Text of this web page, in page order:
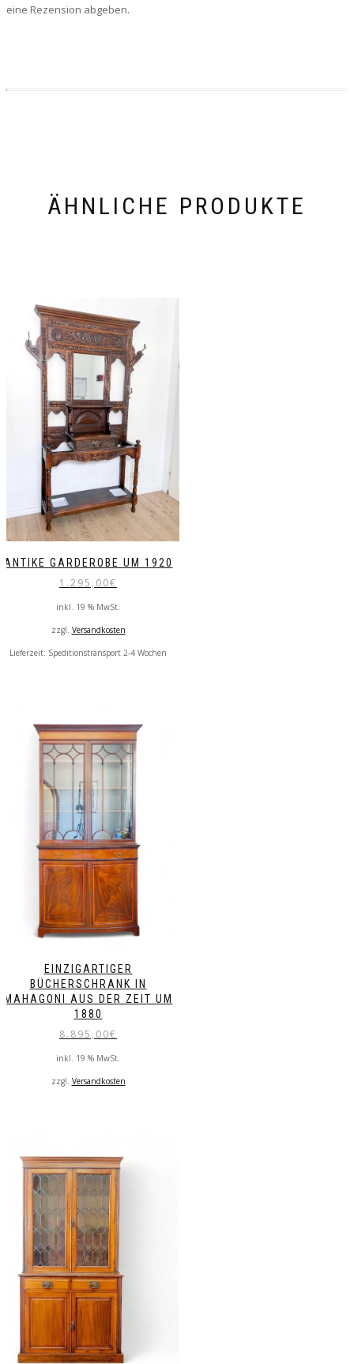
eine Rezension abgeben.
ÄHNLICHE PRODUKTE
ANTIKE GARDEROBE UM 1920
1.295,00€
inkl. 19 % MwSt.
zzgl. Versandkosten
Lieferzeit: Speditionstransport 2-4 Wochen
EINZIGARTIGER
BÜCHERSCHRANK IN
MAHAGONI AUS DER ZEIT UM
1880
8.895,00€
inkl. 19 % MwSt.
zzgl. Versandkosten